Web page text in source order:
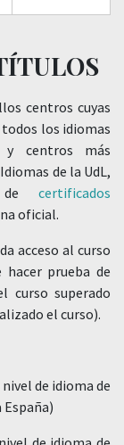
centros cuyas
los idiomas
y centros más
de la UdL,
de certificados
oficial.
acceso al curso
hacer prueba de
curso superado
el curso).
de idioma de